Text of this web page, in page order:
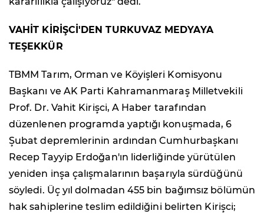
VAHİT KİRİŞCİ'DEN TURKUVAZ MEDYAYA
TEŞEKKÜR
TBMM Tarım, Orman ve Köyişleri Komisyonu
Başkanı ve AK Parti Kahramanmaraş Milletvekili
Prof. Dr. Vahit Kirişci, A Haber tarafından
düzenlenen programda yaptığı konuşmada, 6
Şubat depremlerinin ardından Cumhurbaşkanı
Recep Tayyip Erdoğan'ın liderliğinde yürütülen
yeniden inşa çalışmalarının başarıyla sürdüğünü
söyledi. Üç yıl dolmadan 455 bin bağımsız bölümün
hak sahiplerine teslim edildiğini belirten Kirişci;